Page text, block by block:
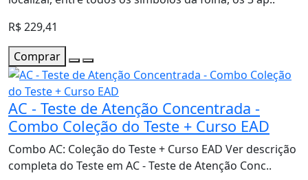
R$ 229,41
Comprar
AC - Teste de Atenção Concentrada -
Combo Coleção do Teste + Curso EAD
Combo AC: Coleção do Teste + Curso EAD Ver descrição
completa do Teste em AC - Teste de Atenção Conc..